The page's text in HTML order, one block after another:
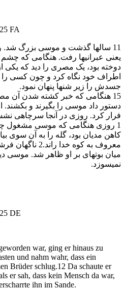
FA
11 سالها گذشت و موسی بزرگ شد.
يعنی عبرانیها رفت. هنگامی كه
اطراف خود نگاه كرد و چون كسی
جسدش را زير شنها پنهان نمود.
15 هنگامی كه خبر كشته شدن
دستور داد موسی را بگيرند و
فرار كرد. روزی در آنجا سرچاهی
1 روزی هنگامی كه موسی مشغول
كاهن مديان بود، گله را به آن سوی
معروف به كوه
ميان بوتهای بر او ظاهر شد. موسی
نمیسوزد.
DE
war, ging er hinaus zu
und nahm wahr, dass ein
Brüder schlug.12 Da schaute er
er sah, dass kein Mensch da war,
ihn im Sande.